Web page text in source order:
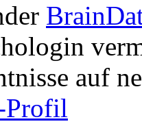
auf
Profil